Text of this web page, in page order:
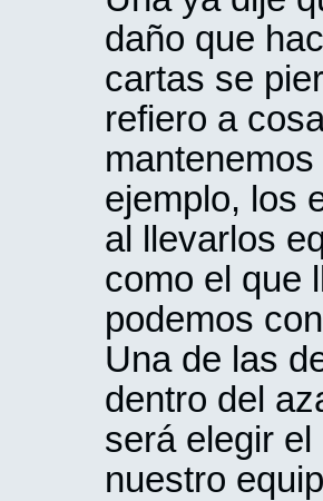
daño que
cartas se
refiero a
ejemplo, los
al llevarlos
como el que
podemos
Una de las
dentro del
será elegir
nuestro